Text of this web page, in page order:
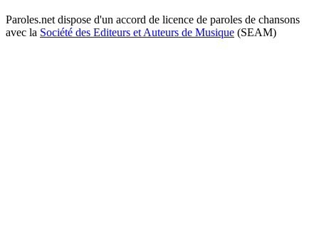
Paroles.net dispose d'un accord de licence de paroles de chansons
avec la Société des Editeurs et Auteurs de Musique (SEAM)